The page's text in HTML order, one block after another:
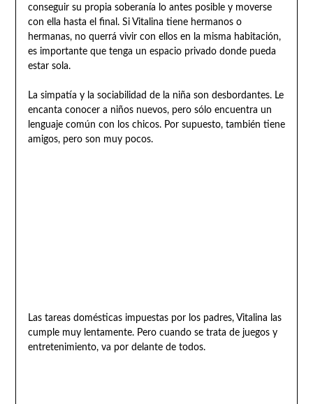
conseguir su propia soberanía lo antes posible y moverse
con ella hasta el final. Si Vitalina tiene hermanos o
hermanas, no querrá vivir con ellos en la misma habitación,
es importante que tenga un espacio privado donde pueda
estar sola.
La simpatía y la sociabilidad de la niña son desbordantes. Le
encanta conocer a niños nuevos, pero sólo encuentra un
lenguaje común con los chicos. Por supuesto, también tiene
amigos, pero son muy pocos.
Las tareas domésticas impuestas por los padres, Vitalina las
cumple muy lentamente. Pero cuando se trata de juegos y
entretenimiento, va por delante de todos.